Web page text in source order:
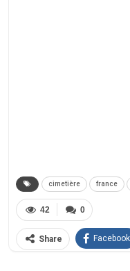
cimetière france
0
42
Share Facebook